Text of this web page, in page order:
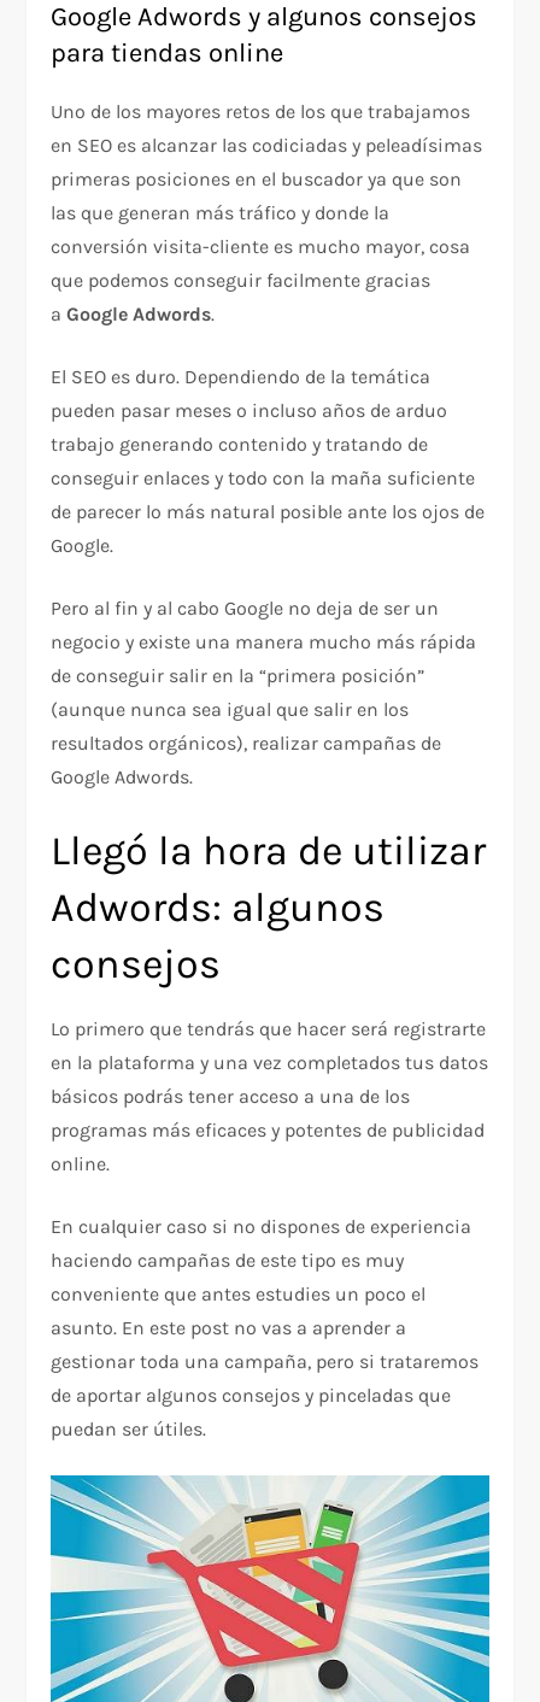
Google Adwords y algunos consejos
para tiendas online
Uno de los mayores retos de los que trabajamos
en SEO es alcanzar las codiciadas y peleadísimas
primeras posiciones en el buscador ya que son
las que generan más tráfico y donde la
conversión visita-cliente es mucho mayor, cosa
que podemos conseguir facilmente gracias
aGoogle Adwords.
El SEO es duro. Dependiendo de la temática
pueden pasar meses o incluso años de arduo
trabajo generando contenido y tratando de
conseguir enlaces y todo con la maña suficiente
de parecer lo más natural posible ante los ojos de
Google.
Pero al fin y al cabo Google no deja de ser un
negocio y existe una manera mucho más rápida
de conseguir salir en la “primera posición”
(aunque nunca sea igual que salir en los
resultados orgánicos), realizar campañas de
Google Adwords.
Llegó la hora de utilizar
Adwords: algunos
consejos
Lo primero que tendrás que hacer será registrarte
en la plataforma y una vez completados tus datos
básicos podrás tener acceso a una de los
programas más eficaces y potentes de publicidad
online.
En cualquier caso si no dispones de experiencia
haciendo campañas de este tipo es muy
conveniente que antes estudies un poco el
asunto. En este post no vas a aprender a
gestionar toda una campaña, pero si trataremos
de aportar algunos consejos y pinceladas que
puedan ser útiles.